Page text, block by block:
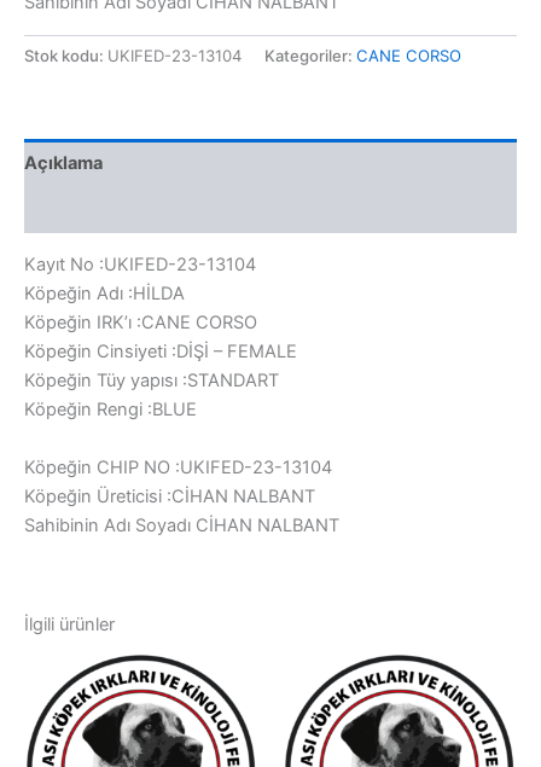
Stok kodu: UKIFED-23-13104 Kategoriler: CANE CORSO
Açıklama
Kayıt No :UKIFED-23-13104
Köpeğin Adı :HİLDA
Köpeğin IRK’ı :CANE CORSO
Köpeğin Cinsiyeti :DİŞİ – FEMALE
Köpeğin Tüy yapısı :STANDART
Köpeğin Rengi :BLUE
Köpeğin CHIP NO :UKIFED-23-13104
Köpeğin Üreticisi :CİHAN NALBANT
Sahibinin Adı Soyadı CİHAN NALBANT
İlgili ürünler